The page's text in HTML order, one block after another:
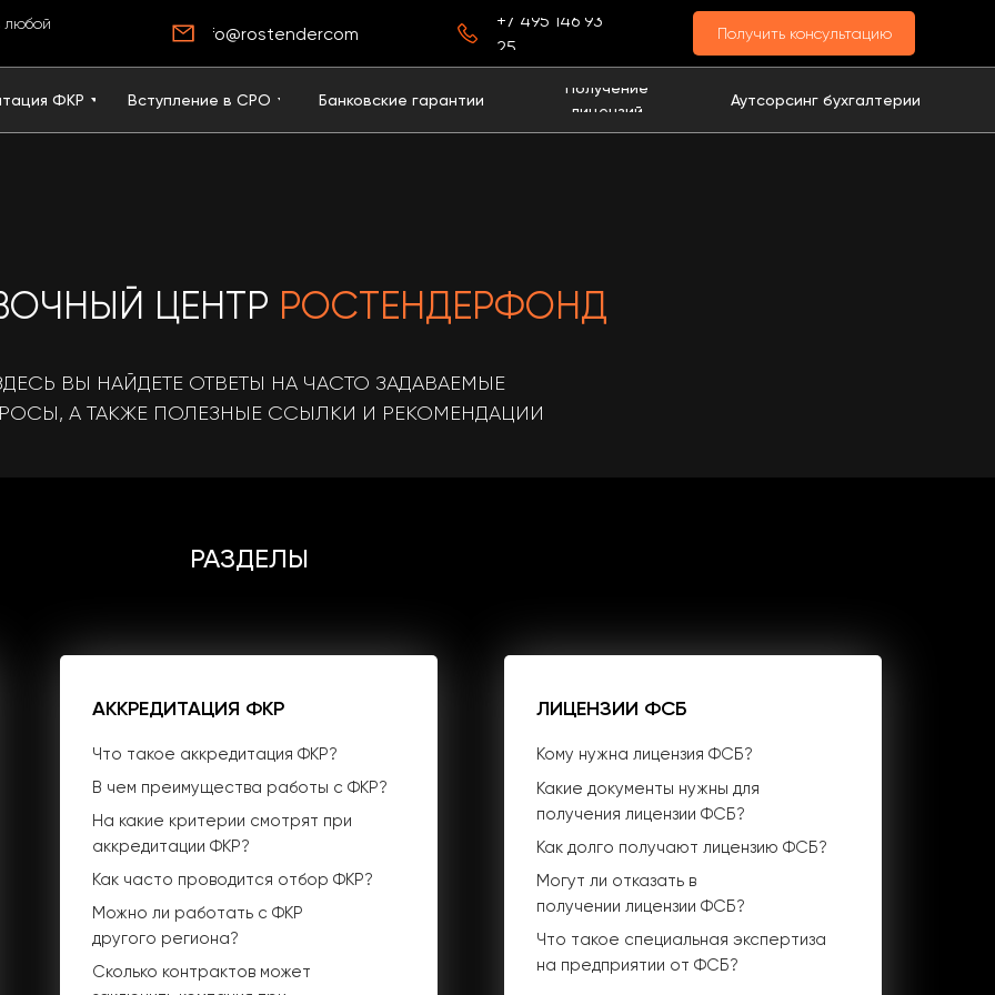
info@rostendercom.ru
любой
+7 495 146 93
25
Вступление в CPO
ФКР Банковские гарантии
Получение
лицензий
Аутсорсинг бухгалтерии
Получить консультацию
ВЫ НАЙДЕТЕ ОТВЕТЫ НА ЧАСТО ЗАДАВАЕМЫЕ
А ТАКЖЕ ПОЛЕЗНЫЕ ССЫЛКИ И РЕКОМЕНДАЦИИ
ЦЕНТР РОСТЕНДЕРФОНД
Введите в поиске ключевое слово, например,
РАЗДЕЛЫ
АККРЕДИТАЦИЯ ФКР
Что такое аккредитация ФКР?
В чем преимущества работы с ФКР?
На какие критерии смотрят при
аккредитации ФКР?
Как часто проводится отбор ФКР?
Можно ли работать с ФКР
другого региона?
ЛИЦЕНЗИИ ФСБ
Какие документы нужны для
получения лицензии ФСБ?
Как долго получают лицензию ФСБ?
Могут ли отказать в
получении лицензии ФСБ?
Что такое специальная экспертиза
на предприятии от ФСБ?
Сколько контрактов может
Кому нужна лицензия ФСБ?